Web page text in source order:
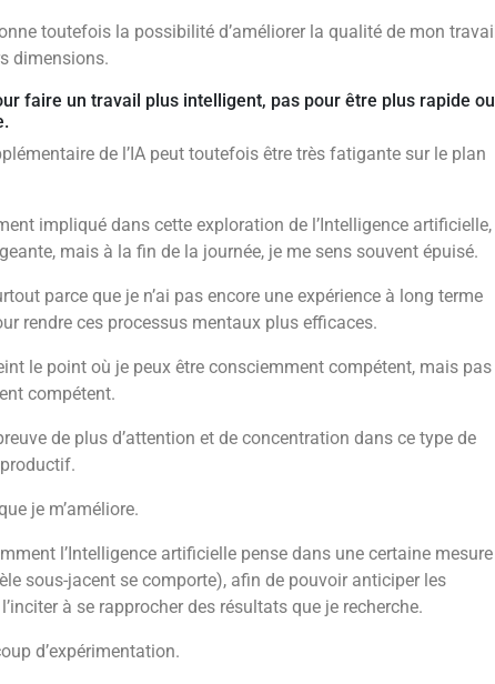
toutefois la possibilité d’améliorer la qualité de mon travail
dimensions.
faire un travail plus intelligent, pas pour être plus rapide ou
de l’IA peut toutefois être très fatigante sur le plan
impliqué dans cette exploration de l’Intelligence artificielle,
mais à la fin de la journée, je me sens souvent épuisé.
parce que je n’ai pas encore une expérience à long terme
rendre ces processus mentaux plus efficaces.
le point où je peux être consciemment compétent, mais pas
compétent.
de plus d’attention et de concentration dans ce type de
je m’améliore.
l’Intelligence artificielle pense dans une certaine mesure
sous-jacent se comporte), afin de pouvoir anticiper les
à se rapprocher des résultats que je recherche.
d’expérimentation.